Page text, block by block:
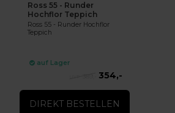
Ross 55 - Runder
Hochflor Teppich
Ross 55 - Runder Hochflor
Teppich
auf Lager
354,-
DIREKT BESTELLEN